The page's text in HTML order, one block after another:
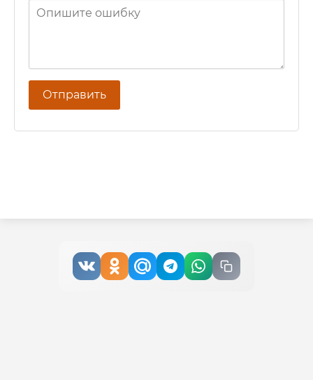
Отправить